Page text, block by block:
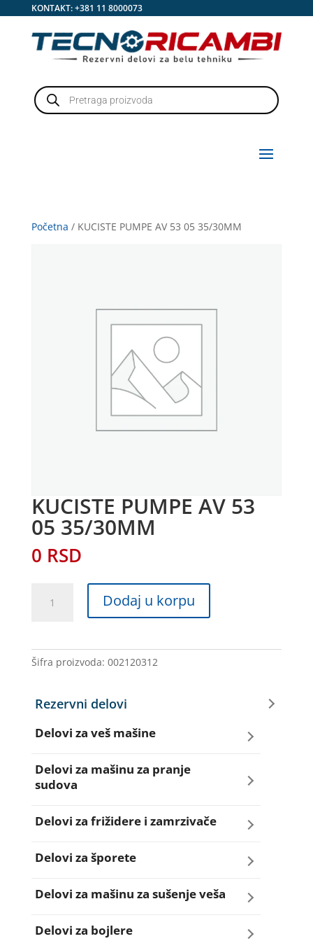
KONTAKT:+381 11 8000073
Products
search
Početna / KUCISTE PUMPE AV 53 05 35/30MM
KUCISTE PUMPE AV 53
05 35/30MM
0 RSD
PUMPE
05
35/30MM
Dodaj u korpu
Šifra proizvoda: 002120312
Rezervni delovi
Delovi za veš mašine
Amortizeri za veš mašinu
Delovi za mašinu za pranje
sudova
Creva za sudo mašine
Dihtunzi za sudo mašine
Elektroventili za sudo mašine
Filteri za sudo mašine
Delovi za frižidere i zamrzivače
Aqua filteri za frižidere
Dihtunzi za frižidere i zamrzivače
Elektronika za frižidere i zamrzivače
Delovi za šporete
Dihtunzi za šporete
Dugmad za šporete
Delovi za mašinu za sušenje veša
Dihtunzi mašine za sušenje veša
Delovi za bojlere